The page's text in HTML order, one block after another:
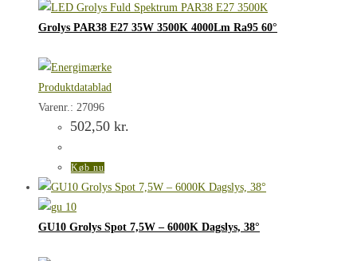
Grolys PAR38 E27 35W 3500K 4000Lm Ra95 60°
Produktdatablad
Varenr.: 27096
502,50 kr.
Køb nu
GU10 Grolys Spot 7,5W – 6000K Dagslys, 38°